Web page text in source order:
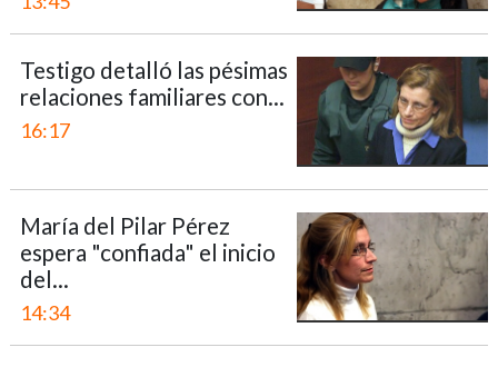
Testigo detalló las pésimas
relaciones familiares con...
16:17
María del Pilar Pérez
espera "confiada" el inicio
del...
14:34